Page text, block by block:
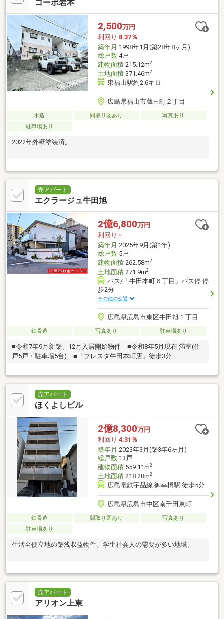
コーポ岩本
2,500万円
利回り 8.37％
築年月 1998年1月(築28年8ヶ月)
総戸数4戸
建物面積215.12m2
土地面積371.46m2
東福山駅約2.6キロ
広島県福山市蔵王町２丁目
木造 間取り図あり
写真あり
駐車場あり
2022年外壁塗装済。
売アパート
エクラージュ牛田旭
2億6,800万円
利回り -
築年月 2025年9月(築1年)
総戸数5戸
建物面積262.58m2
土地面積271.9m2
バス/「牛田本町６丁目」バス停 停
歩2分
その他の交通
広島県広島市東区牛田旭１丁目
鉄骨造 写真あり 駐車場あり
■令和7年9月新築、12月入居開始物件 ■令和8年5月現在 満室(住
戸5戸・駐車場5台) ■「フレスタ牛田本町店」徒歩3分
売アパート
ほくよしビル
2億8,300万円
利回り 4.31％
築年月 2023年3月(築3年6ヶ月)
総戸数13戸
建物面積559.11m2
土地面積218.28m2
広島電鉄宇品線 御幸橋駅 徒歩5分
広島県広島市中区南千田東町
鉄骨造 間取り図あり
写真あり
駐車場あり
生活至便立地の築浅収益物件。学生社会人の需要が多い地域。
売アパート
アリオン上東